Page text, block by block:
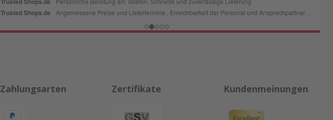
Zahlungsarten Zertifikate Kundenmeinungen